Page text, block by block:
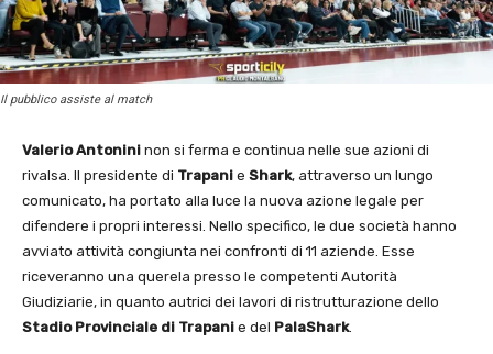
Il pubblico assiste al match
Valerio Antonini non si ferma e continua nelle sue azioni di
rivalsa. Il presidente di Trapani e Shark, attraverso un lungo
comunicato, ha portato alla luce la nuova azione legale per
difendere i propri interessi. Nello specifico, le due società hanno
avviato attività congiunta nei confronti di 11 aziende. Esse
riceveranno una querela presso le competenti Autorità
Giudiziarie, in quanto autrici dei lavori di ristrutturazione dello
Stadio Provinciale di Trapani e del PalaShark.